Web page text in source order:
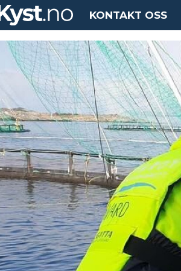
KONTAKT OSS